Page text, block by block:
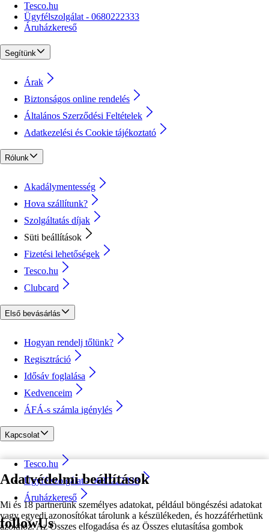
Adatvédelmi beállítások
Mi és 18 partnerünk személyes adatokat, például böngészési adatokat
vagy egyedi azonosítókat tárolunk a készülékeden, és hozzáférhetünk
azokhoz. Az Összes elfogadása és az Összes elutasítása gombok
Tesco.hu
Ügyfélszolgálat - 0680222333
Áruházkereső
Segítünk
Árak
Biztonságos online rendelés
Általános Szerződési Feltételek
Adatkezelési és Cookie tájékoztató
Rólunk
Akadálymentesség
Hova szállítunk?
Szolgáltatás díjak
Süti beállítások
Fizetési lehetőségek
Tesco.hu
Clubcard
Első bevásárlás
Hogyan rendelj tőlünk?
Regisztráció
Idősáv foglalása
Kedvenceim
ÁFÁ-s számla igénylés
Kapcsolat
Tesco.hu
Ügyfélszolgálat - 0680222333
Áruházkereső
followUs